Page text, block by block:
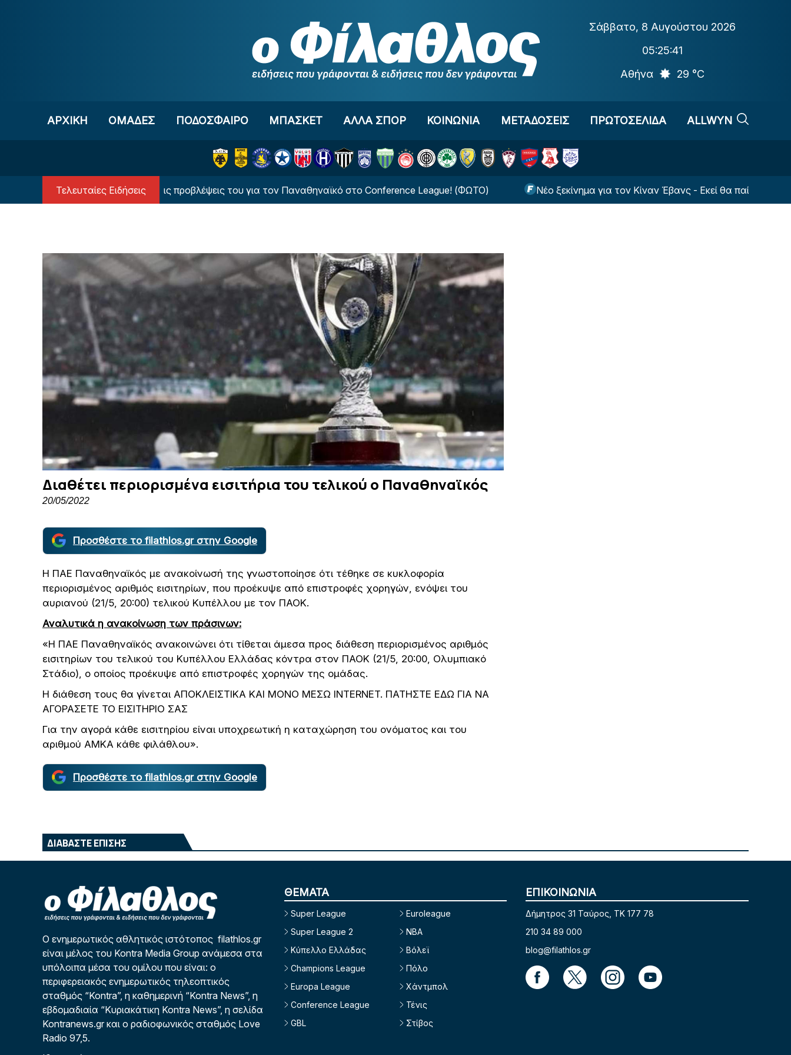
Σάββατο, 8 Αυγούστου 2026
05:25:41
Αθήνα
29 °C
ΑΡΧΙΚΗ OΜΑΔΕΣ ΠΟΔΟΣΦΑΙΡΟ ΜΠΑΣΚΕΤ ΑΛΛΑ ΣΠΟΡ ΚΟΙΝΩΝΙΑ ΜΕΤΑΔΟΣΕΙΣ ΠΡΩΤΟΣΕΛΙΔΑ ALLWYN
Τελευταίες Ειδήσεις
Ο υπερυπολογιστής έδωσε τις προβλέψεις του για τον Παναθηναϊκό στο Conference League! (ΦΩΤΟ) Νέο ξεκίνημα για τον Κίναν Έβανς - Εκεί θα παίζει τη νέα σεζόν!
Διαθέτει περιορισμένα εισιτήρια του τελικού ο Παναθηναϊκός
20/05/2022
Προσθέστε το filathlos.gr στην Google
Η ΠΑΕ Παναθηναϊκός με ανακοίνωσή της γνωστοποίησε ότι τέθηκε σε κυκλοφορία
περιορισμένος αριθμός εισιτηρίων, που προέκυψε από επιστροφές χορηγών, ενόψει του
αυριανού (21/5, 20:00) τελικού Κυπέλλου με τον ΠΑΟΚ.
Αναλυτικά η ανακοίνωση των πράσινων:
«Η ΠΑΕ Παναθηναϊκός ανακοινώνει ότι τίθεται άμεσα προς διάθεση περιορισμένος αριθμός
εισιτηρίων του τελικού του Κυπέλλου Ελλάδας κόντρα στον ΠΑΟΚ (21/5, 20:00, Ολυμπιακό
Στάδιο), ο οποίος προέκυψε από επιστροφές χορηγών της ομάδας.
Η διάθεση τους θα γίνεται ΑΠΟΚΛΕΙΣΤΙΚΑ ΚΑΙ ΜΟΝΟ ΜΕΣΩ INTERNET. ΠΑΤΗΣΤΕ ΕΔΩ ΓΙΑ ΝΑ
ΑΓΟΡΑΣΕΤΕ ΤΟ ΕΙΣΙΤΗΡΙΟ ΣΑΣ
Για την αγορά κάθε εισιτηρίου είναι υποχρεωτική η καταχώρηση του ονόματος και του
αριθμού ΑΜΚΑ κάθε φιλάθλου».
Προσθέστε το filathlos.gr στην Google
ΔΙΑΒΑΣΤΕ ΕΠΙΣΗΣ
Ο ενημερωτικός αθλητικός ιστότοπος filathlos.gr
είναι μέλος του Kontra Media Group ανάμεσα στα
υπόλοιπα μέσα του ομίλου που είναι: ο
περιφερειακός ενημερωτικός τηλεοπτικός
σταθμός “Kontra”, η καθημερινή “Kontra News”, η
εβδομαδιαία “Κυριακάτικη Kontra News”, η σελίδα
Kontranews.gr και ο ραδιοφωνικός σταθμός Love
Radio 97,5.
ΘΕΜΑΤΑ
Super League
Super League 2
Κύπελλο Ελλάδας
Champions League
Europa League
Conference League
GBL
Euroleague
NBA
Βόλεϊ
Πόλο
Χάντμπολ
Τένις
Στίβος
ΕΠΙΚΟΙΝΩΝΙΑ
Δήμητρος 31 Ταύρος, TK 177 78
210 34 89 000
blog@filathlos.gr